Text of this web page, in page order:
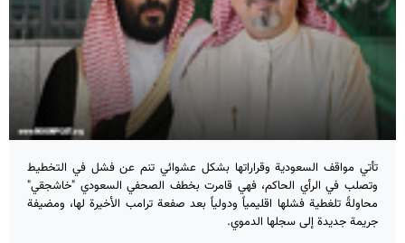
تأتي مواقف السعودية وقراراتها بشكل عشوائي تنم عن فشل في التخطيط
وتصلب في الرأي الحاكم، فهي قامرت بخطف الصحفي السعودي "خاشجقي"
محاولةً تلغطية فشلها اقليمياً ودولياً بعد صفعة ترامب الأخيرة لها، ومضيفة
جريمة جديدة إلى سجلها الدموي.